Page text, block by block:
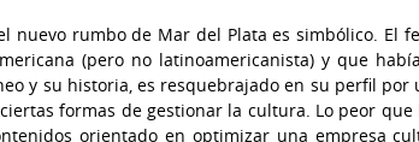
nuevo rumbo de Mar del Plata es simbólico. El
(pero no latinoamericanista) y que
y su historia, es resquebrajado en su perfil
formas de gestionar la cultura. Lo peor
orientado en optimizar una empresa